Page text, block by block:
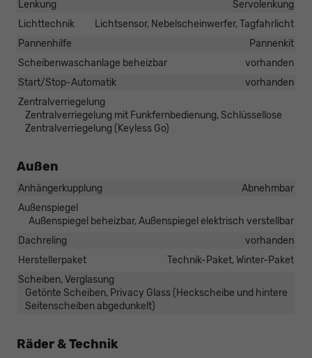
Lenkung
Servolenkung
Lichttechnik
Lichtsensor, Nebelscheinwerfer, Tagfahrlicht
Pannenhilfe
Pannenkit
Scheibenwaschanlage beheizbar
vorhanden
Start/Stop-Automatik
vorhanden
Zentralverriegelung
Zentralverriegelung mit Funkfernbedienung, Schlüssellose
Zentralverriegelung (Keyless Go)
Außen
Anhängerkupplung
Abnehmbar
Außenspiegel
Außenspiegel beheizbar, Außenspiegel elektrisch verstellbar
Dachreling
vorhanden
Herstellerpaket
Technik-Paket, Winter-Paket
Scheiben, Verglasung
Getönte Scheiben, Privacy Glass (Heckscheibe und hintere
Seitenscheiben abgedunkelt)
Räder & Technik